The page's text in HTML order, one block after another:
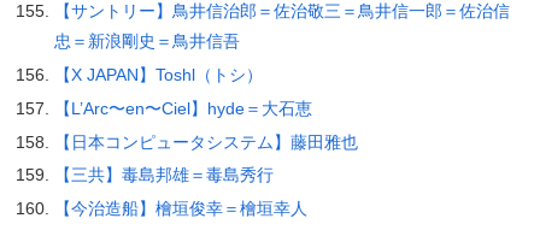
【サントリー】鳥井信治郎＝佐治敬三＝鳥井信一郎＝佐治信
忠＝新浪剛史＝鳥井信吾
【X JAPAN】Toshl（トシ）
【L’Arc〜en〜Ciel】hyde＝大石恵
【日本コンピュータシステム】藤田雅也
【三共】毒島邦雄＝毒島秀行
【今治造船】檜垣俊幸＝檜垣幸人